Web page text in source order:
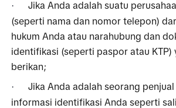
·
Jika Anda adalah suatu
(seperti nama dan nomor telepon)
hukum Anda atau narahubung dan
identifikasi (seperti paspor atau KTP)
berikan;
·
Jika Anda adalah seorang
informasi identifikasi Anda seperti